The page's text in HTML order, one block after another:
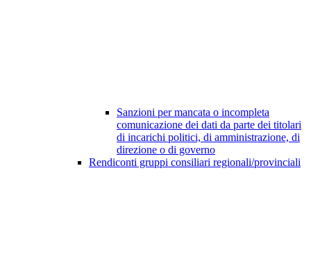
Sanzioni per mancata o incompleta
comunicazione dei dati da parte dei titolari
di incarichi politici, di amministrazione, di
direzione o di governo
Rendiconti gruppi consiliari regionali/provinciali